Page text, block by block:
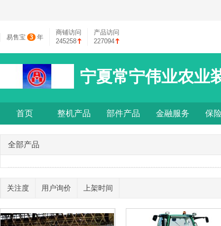
易售宝 3 年
商铺访问
245258
产品访问
227094
宁夏常宁伟业农业
首页 整机产品 部件产品 金融服务 保
全部产品
关注度 用户询价 上架时间